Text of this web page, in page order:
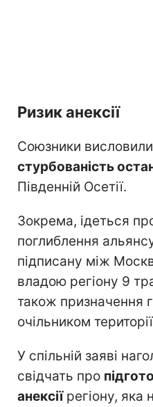
Ризик анексії
Союзники висловили
стурбованість
Південній Осетії.
Зокрема, ідеться
поглиблення
підписану між
владою регіону 9
також призначення
очільником
У спільній заяві
свідчать про
анексіїрегіону, яка